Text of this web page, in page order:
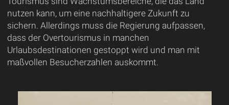
nutzen kann, um eine nachhaltigere Zukunft zu
sichern. Allerdings muss die Regierung aufpassen,
dass der Overtourismus in manchen
Urlaubsdestinationen gestoppt wird und man mit
maßvollen Besucherzahlen auskommt.